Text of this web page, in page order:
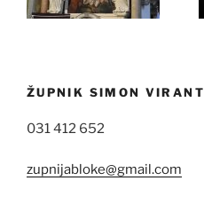
ŽUPNIK SIMON VIRANT
031 412 652
zupnijabloke@gmail.com